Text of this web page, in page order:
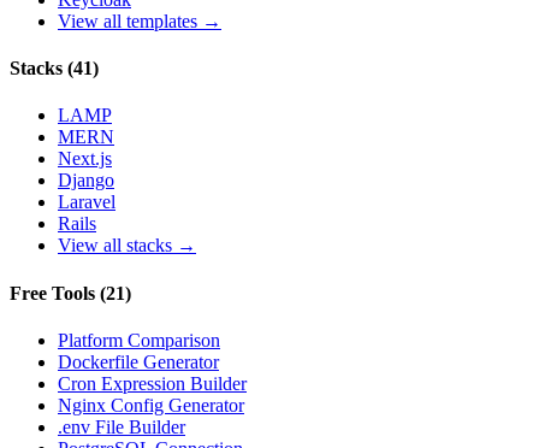
View all templates →
Stacks (41)
LAMP
MERN
Next.js
Django
Laravel
Rails
View all stacks →
Free Tools (21)
Platform Comparison
Dockerfile Generator
Cron Expression Builder
Nginx Config Generator
.env File Builder